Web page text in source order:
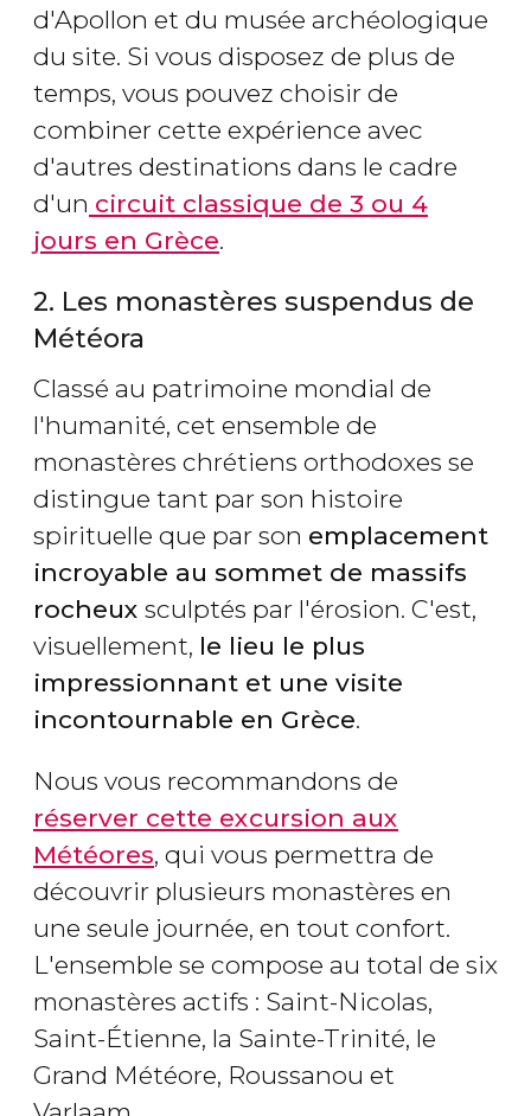
d'Apollon et du musée archéologique
du site. Si vous disposez de plus de
temps, vous pouvez choisir de
combiner cette expérience avec
d'autres destinations dans le cadre
d'un circuit classique de 3 ou 4
jours en Grèce.
2. Les monastères suspendus de
Météora
Classé au patrimoine mondial de
l'humanité, cet ensemble de
monastères chrétiens orthodoxes se
distingue tant par son histoire
spirituelle que par son emplacement
incroyable au sommet de massifs
rocheux sculptés par l'érosion. C'est,
visuellement, le lieu le plus
impressionnant et une visite
incontournable en Grèce.
Nous vous recommandons de
réserver cette excursion aux
Météores, qui vous permettra de
découvrir plusieurs monastères en
une seule journée, en tout confort.
L'ensemble se compose au total de six
monastères actifs : Saint-Nicolas,
Saint-Étienne, la Sainte-Trinité, le
Grand Météore, Roussanou et